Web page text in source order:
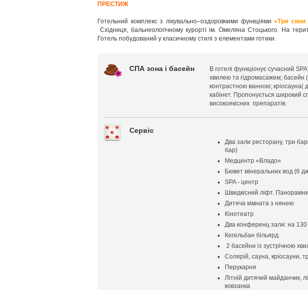
ПРЕСТИЖ
Готельний комплекс з лікувально–оздоровчими функціями«Три сини
Східниця, бальнеологічному курорті ім. Омеляна Стоцького. На
Готель побудований у класичному стилі з елементами готики.
СПА зона і басейн
В готелі функціонує сучасний
хвилею та гідромасажем; басейн
контрастною ванною;
кабінет. Пропонується широкий
високоякісних препаратів.
Сервіс
Два зали ресторану, три
бар)
Медцентр «Владо»
Бювет мінеральних вод (6
SPA - центр
Швидкісний ліфт.
Дитяча кімната з нянею
Кінотеатр
Два конференц зали: на 130
Кегельбан більярд
2 басейни із зустрічною
Солярій, сауна, кріосауни,
Перукарня
Літній дитячий майданчик,
ковзанка